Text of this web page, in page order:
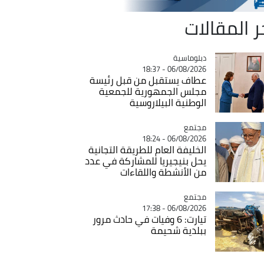
المقالات
Catégorie
دبلوماسية
06/08/2026 - 18:37
عطاف يستقبل من قبل رئيسة
مجلس الجمهورية للجمعية
الوطنية البيلاروسية
Catégorie
مجتمع
06/08/2026 - 18:24
الخليفة العام للطريقة التجانية
يحل بنيجيريا للمشاركة في عدد
من الأنشطة واللقاءات
Catégorie
مجتمع
06/08/2026 - 17:38
تيارت: 6 وفيات في حادث مرور
ببلدية شحيمة